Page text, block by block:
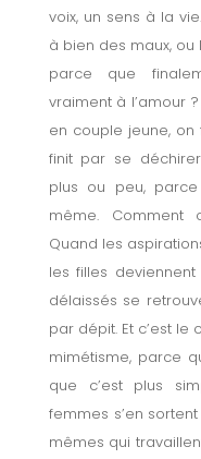
voix, un sens à la
à bien des maux,
parce que
vraiment à l’amour
en couple jeune,
finit par se
plus ou peu,
même. Comment
Quand les
les filles
délaissés se
par dépit. Et c’est le
mimétisme, parce
que c’est plus
femmes s’en
mêmes qui